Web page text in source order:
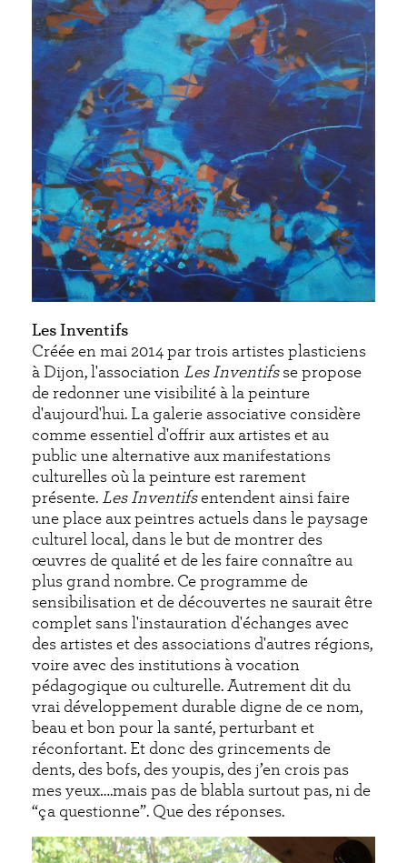
Les Inventifs
Créée en mai 2014 par trois artistes plasticiens
à Dijon, l'association Les Inventifsse propose
de redonner une visibilité à la peinture
d'aujourd'hui. La galerie associative considère
comme essentiel d'offrir aux artistes et au
public une alternative aux manifestations
culturelles où la peinture est rarement
présente. Les Inventifsentendent ainsi faire
une place aux peintres actuels dans le paysage
culturel local, dans le but de montrer des
œuvres de qualité et de les faire connaître au
plus grand nombre. Ce programme de
sensibilisation et de découvertes ne saurait être
complet sans l'instauration d'échanges avec
des artistes et des associations d'autres régions,
voire avec des institutions à vocation
pédagogique ou culturelle. Autrement dit du
vrai développement durable digne de ce nom,
beau et bon pour la santé, perturbant et
réconfortant. Et donc des grincements de
dents, des bofs, des youpis, des j’en crois pas
mes yeux….mais pas de blabla surtout pas, ni de
“ça questionne”. Que des réponses.